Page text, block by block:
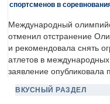
спортсменов в
Международный
отменил отстранение
и рекомендовала снять
атлетов в
заявление
ВКУСНЫЙ РАЗДЕЛ